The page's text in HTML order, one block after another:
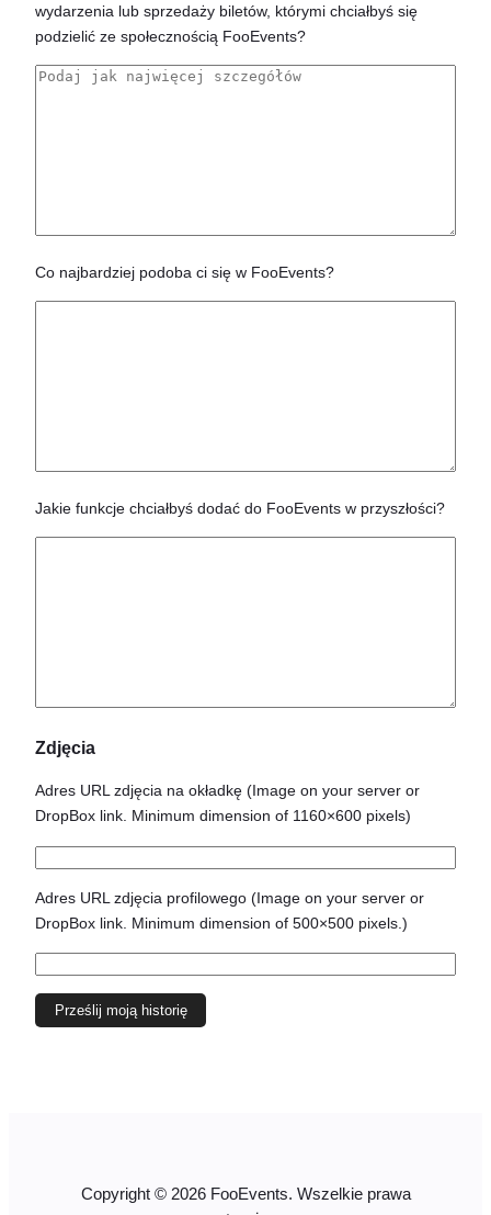
wydarzenia lub sprzedaży biletów, którymi chciałbyś się
podzielić ze społecznością FooEvents?
Co najbardziej podoba ci się w FooEvents?
Jakie funkcje chciałbyś dodać do FooEvents w przyszłości?
Zdjęcia
Adres URL zdjęcia na okładkę (Image on your server or
DropBox link. Minimum dimension of 1160×600 pixels)
Adres URL zdjęcia profilowego (Image on your server or
DropBox link. Minimum dimension of 500×500 pixels.)
Copyright © 2026 FooEvents. Wszelkie prawa